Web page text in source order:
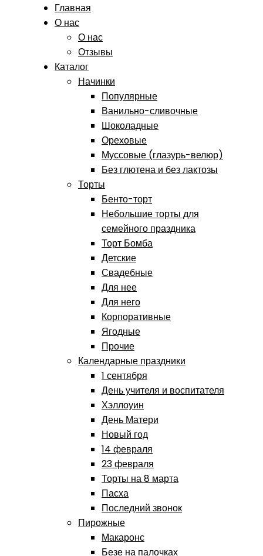
Главная
О нас
О нас
Отзывы
Каталог
Начинки
Популярные
Ванильно-сливочные
Шоколадные
Ореховые
Муссовые (глазурь-велюр)
Без глютена и без лактозы
Торты
Бенто-торт
Небольшие торты для
семейного праздника
Торт Бомба
Детские
Свадебные
Для нее
Для него
Корпоративные
Ягодные
Прочие
Календарные праздники
1 сентября
День учителя и воспитателя
Хэллоуин
День Матери
Новый год
14 февраля
23 февраля
Торты на 8 марта
Пасха
Последний звонок
Пирожные
Макаронс
Безе на палочках